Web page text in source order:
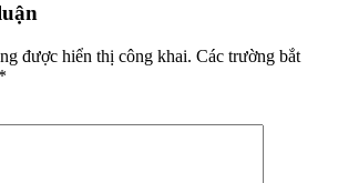
được hiển thị công khai. Các trường bắt
*